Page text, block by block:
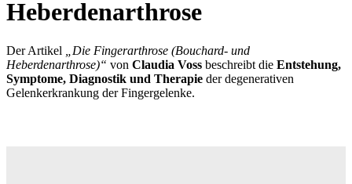
Heberdenarthrose
Der Artikel
„Die Fingerarthrose (Bouchard- und
Heberdenarthrose)“ von Claudia Voss beschreibt die Entstehung,
Symptome, Diagnostik und Therapie der degenerativen
Gelenkerkrankung der Fingergelenke.